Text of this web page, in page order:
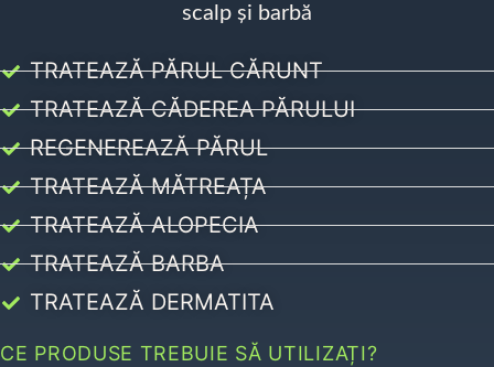
scalp și barbă
TRATEAZĂ PĂRUL CĂRUNT
TRATEAZĂ CĂDEREA PĂRULUI
REGENEREAZĂ PĂRUL
TRATEAZĂ MĂTREAȚA
TRATEAZĂ ALOPECIA
TRATEAZĂ BARBA
TRATEAZĂ DERMATITA
CE PRODUSE TREBUIE SĂ UTILIZAȚI?